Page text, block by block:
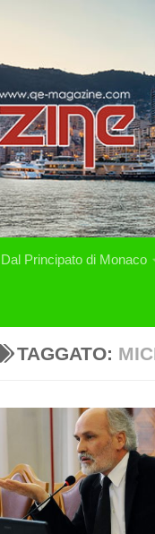
Dal Principato di Monaco
TAGGATO: